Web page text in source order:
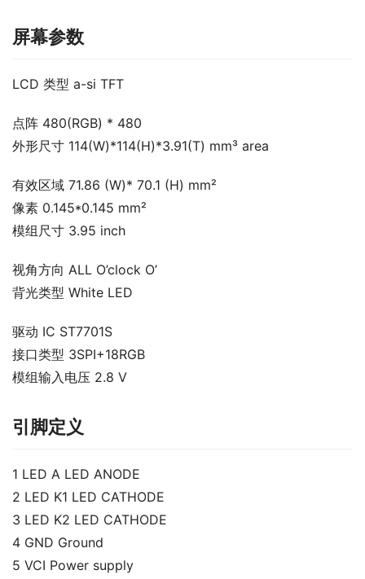
屏幕参数
LCD 类型 a-si TFT
点阵 480(RGB) * 480
外形尺寸 114(W)*114(H)*3.91(T) mm³ area
有效区域 71.86 (W)* 70.1 (H) mm²
像素 0.145*0.145 mm²
模组尺寸 3.95 inch
视角方向 ALL O’clock O’
背光类型 White LED
驱动 IC ST7701S
接口类型 3SPI+18RGB
模组输入电压 2.8 V
引脚定义
1 LED A LED ANODE
2 LED K1 LED CATHODE
3 LED K2 LED CATHODE
4 GND Ground
5 VCI Power supply